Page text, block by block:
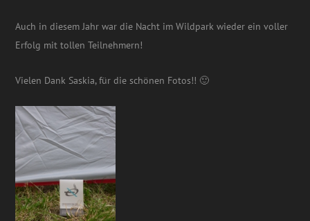
Auch in diesem Jahr war die Nacht im Wildpark wieder ein voller
Erfolg mit tollen Teilnehmern!
Vielen Dank Saskia, für die schönen Fotos!! 🙂